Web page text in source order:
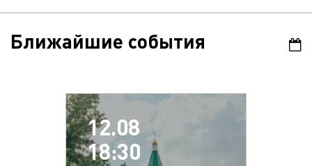
Ближайшие события
12.08
18:30